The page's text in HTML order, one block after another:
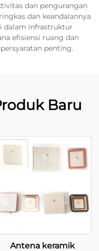
dan pengurangan
dan keandalannya
dalam infrastruktur
efisiensi ruang dan
penting.
Baru
Antena keramik